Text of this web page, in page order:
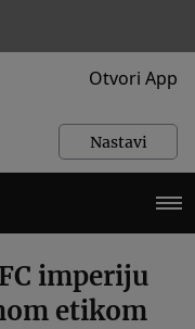
Otvori App
Nastavi
imperiju
etikom